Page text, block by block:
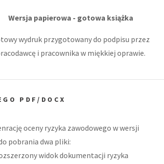
Wersja papierowa - gotowa książka
wydruk przygotowany do podpisu przez
i pracownika w miękkiej oprawie.
PDF/DOCX
oceny ryzyka zawodowego w wersji
pobrania dwa pliki:
widok dokumentacji ryzyka